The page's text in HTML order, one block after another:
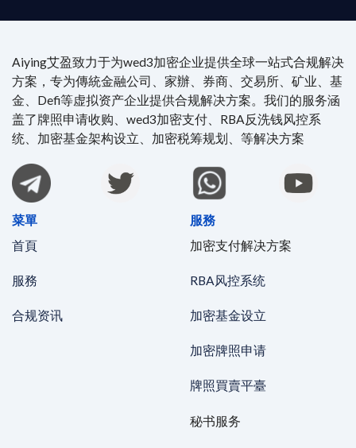
Aiying艾盈致力于为wed3加密企业提供全球一站式合规解决
方案，专为傳統金融公司、家辦、券商、交易所、矿业、基
金、Defi等虚拟资产企业提供合规解决方案。我们的服务涵
盖了牌照申请收购、wed3加密支付、RBA反洗钱风控系
统、加密基金架构设立、加密税筹规划、等解决方案
菜單
首頁
服務
合规资讯
服務
加密支付解决方案
RBA风控系统
加密基金设立
加密牌照申请
牌照買賣平臺
秘书服务